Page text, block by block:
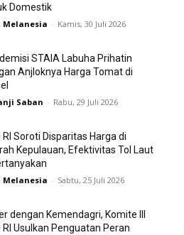
Domestik
Melanesia - Kamis, 30 Juli 2026
STAIA Labuha Prihatin
Anjloknya Harga Tomat di
Saban - Rabu, 29 Juli 2026
RI Soroti Disparitas Harga di
Kepulauan, Efektivitas Tol Laut
Melanesia - Sabtu, 25 Juli 2026
dengan Kemendagri, Komite III
RI Usulkan Penguatan Peran